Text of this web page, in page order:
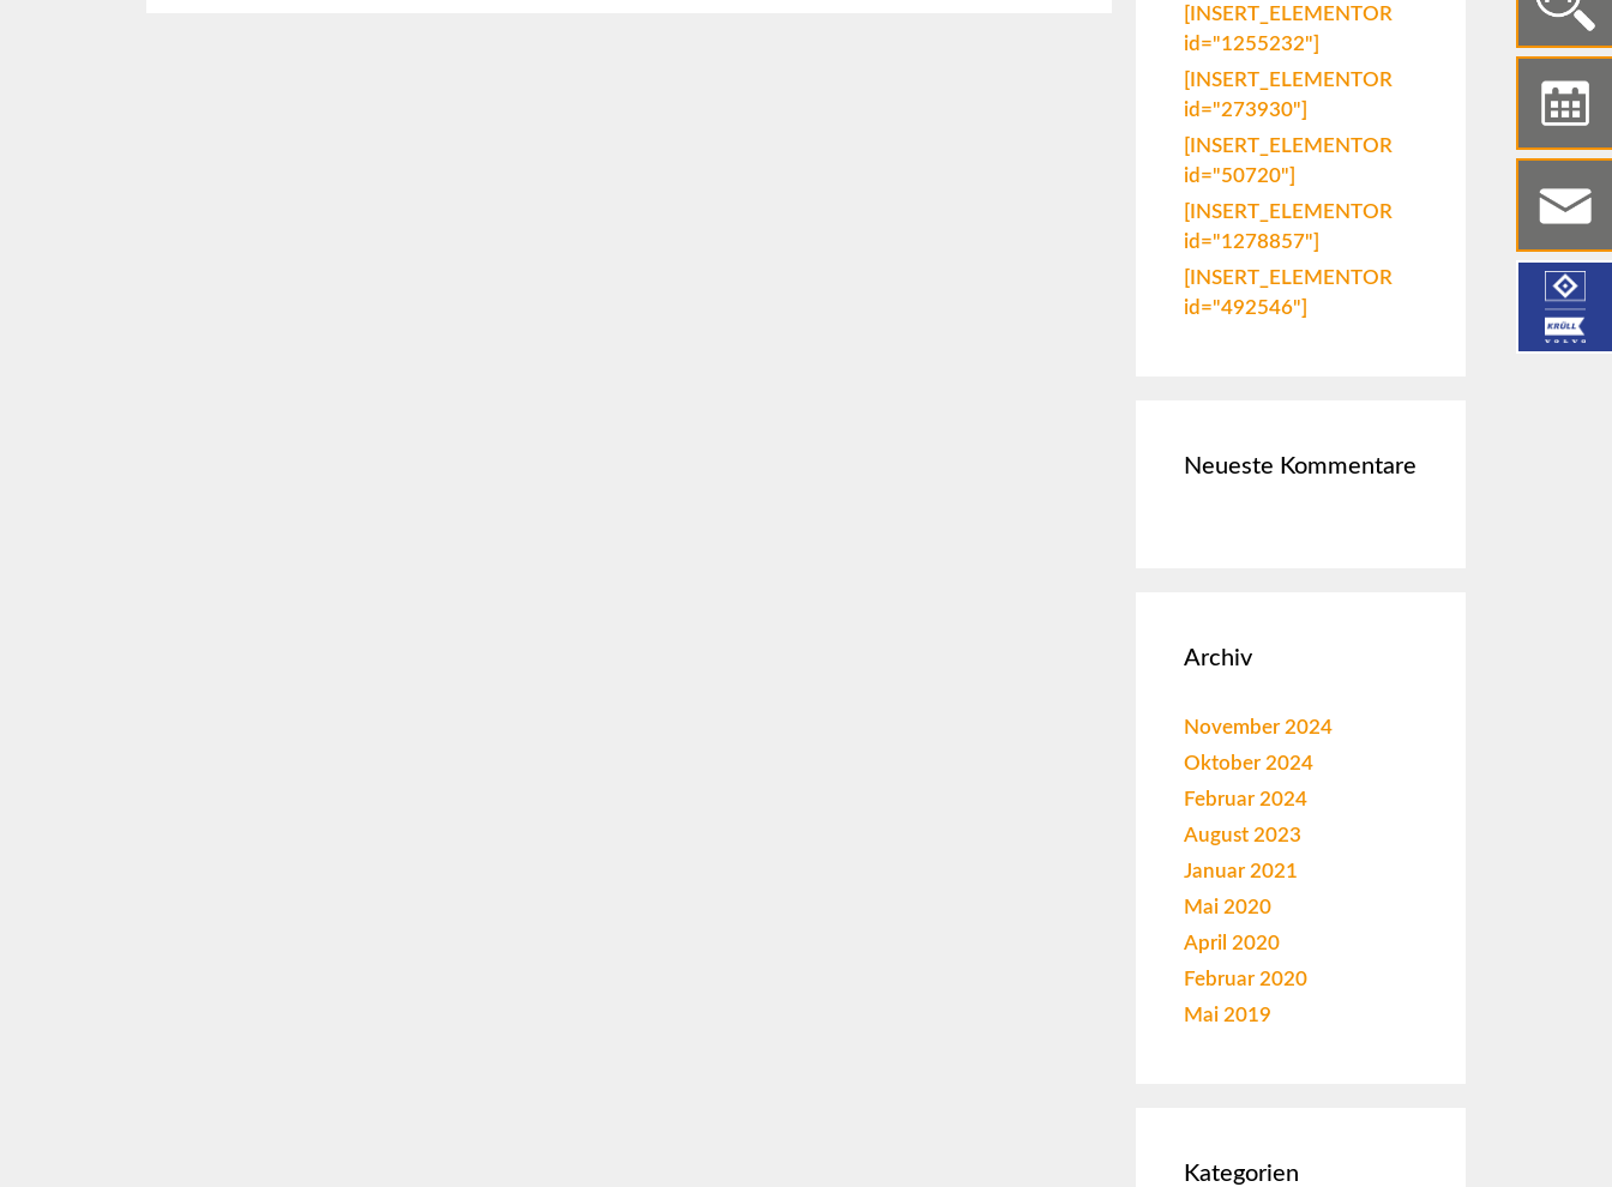
[INSERT_ELEMENTOR
id="1255232"]
[INSERT_ELEMENTOR
id="273930"]
[INSERT_ELEMENTOR
id="50720"]
[INSERT_ELEMENTOR
id="1278857"]
[INSERT_ELEMENTOR
id="492546"]
Neueste Kommentare
Archiv
November 2024
Oktober 2024
Februar 2024
August 2023
Januar 2021
Mai 2020
April 2020
Februar 2020
Mai 2019
Kategorien